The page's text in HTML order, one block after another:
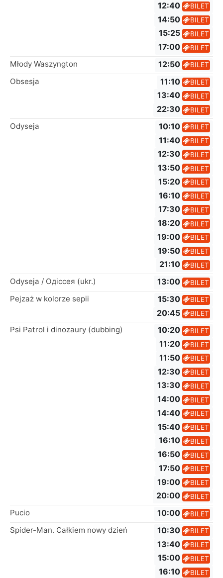
12:40 BILET
14:50 BILET
15:25 BILET
17:00 BILET
Młody Waszyngton 12:50 BILET
Obsesja 11:10 BILET
13:40 BILET
22:30 BILET
Odyseja 10:10 BILET
11:40 BILET
12:30 BILET
13:50 BILET
15:20 BILET
16:10 BILET
17:30 BILET
18:20 BILET
19:00 BILET
19:50 BILET
21:10 BILET
Odyseja / Одіссея (ukr.) 13:00 BILET
Pejzaż w kolorze sepii 15:30 BILET
20:45 BILET
Psi Patrol i dinozaury (dubbing) 10:20 BILET
11:20 BILET
11:50 BILET
12:30 BILET
13:30 BILET
14:00 BILET
14:40 BILET
15:40 BILET
16:10 BILET
16:50 BILET
17:50 BILET
19:00 BILET
20:00 BILET
Pucio 10:00 BILET
Spider-Man. Całkiem nowy dzień 10:30 BILET
13:40 BILET
15:00 BILET
16:10 BILET